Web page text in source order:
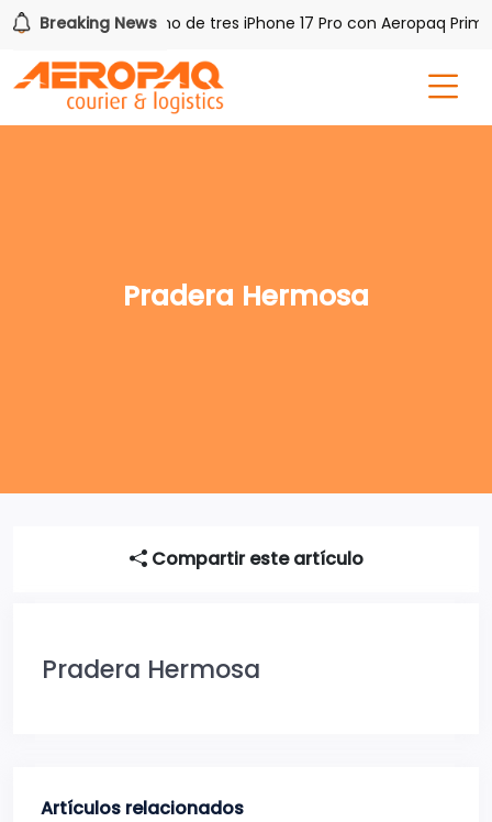
Breaking News
Gana uno de tres iPhone 17 Pro con Aeropaq Prime
Pradera Hermosa
Compartir este artículo
Pradera Hermosa
Artículos relacionados